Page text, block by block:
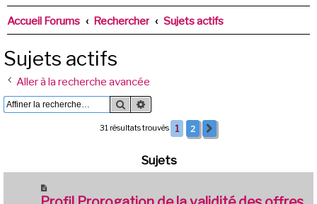
Accueil Forums Rechercher Sujets actifs
Sujets actifs
Aller à la recherche avancée
Rechercher
31 résultats trouvés 1 2
Sujets
o